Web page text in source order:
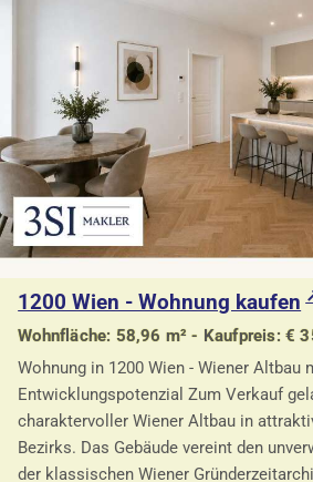
1200 Wien - Wohnung kaufen
Wohnfläche: 58,96 m² - Kaufpreis: €
Wohnung in 1200 Wien - Wiener Altbau
Entwicklungspotenzial Zum Verkauf
charaktervoller Wiener Altbau in
Bezirks. Das Gebäude vereint den
der klassischen Wiener